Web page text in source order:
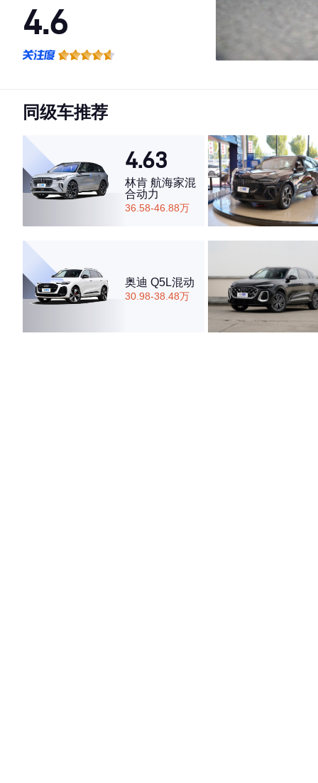
4.6
·空间表现一般，低于90%同级车
同级车推荐
4.63
林肯 航海家混
合动力
36.58-46.88万
奥迪 Q5L混动
30.98-38.48万